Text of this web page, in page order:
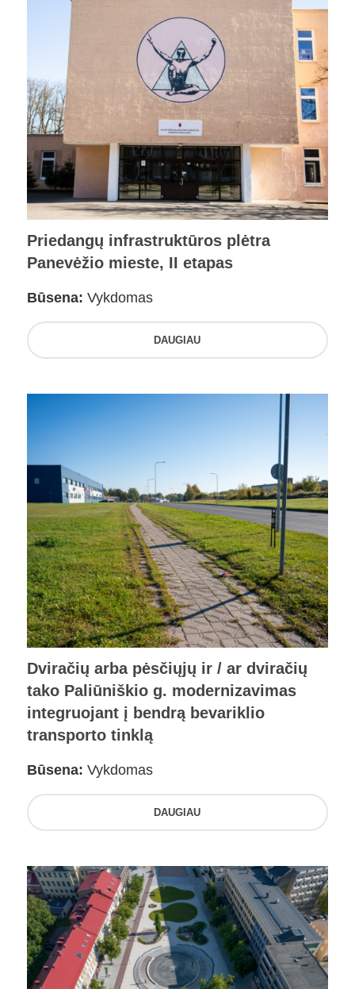
Priedangų infrastruktūros plėtra
Panevėžio mieste, II etapas
Būsena: Vykdomas
DAUGIAU
Dviračių arba pėsčiųjų ir / ar dviračių
tako Paliūniškio g. modernizavimas
integruojant į bendrą bevariklio
transporto tinklą
Būsena: Vykdomas
DAUGIAU